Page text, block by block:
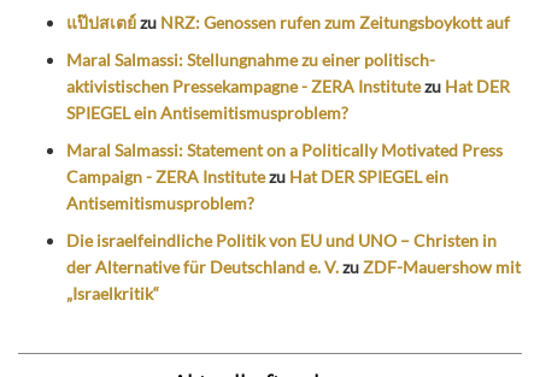
แป๊ปสเตย์zu NRZ: Genossen rufen zum Zeitungsboykott auf
Maral Salmassi: Stellungnahme zu einer politisch-
aktivistischen Pressekampagne - ZERA Institutezu Hat DER
SPIEGEL ein Antisemitismusproblem?
Maral Salmassi: Statement on a Politically Motivated Press
Campaign - ZERA Institutezu Hat DER SPIEGEL ein
Antisemitismusproblem?
Die israelfeindliche Politik von EU und UNO – Christen in
der Alternative für Deutschland e. V.zuZDF-Mauershow mit
„Israelkritik“